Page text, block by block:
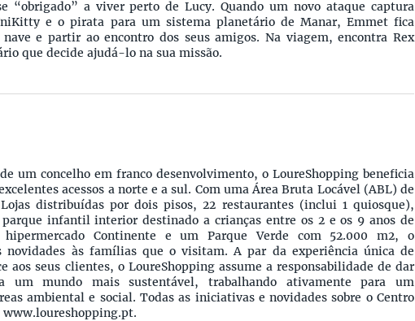
“obrigado” a viver perto de Lucy. Quando um novo ataque captura
e o pirata para um sistema planetário de Manar, Emmet fica
e partir ao encontro dos seus amigos. Na viagem, encontra Rex
que decide ajudá-lo na sua missão.
um concelho em franco desenvolvimento, o LoureShopping beneficia
acessos a norte e a sul. Com uma Área Bruta Locável (ABL) de
distribuídas por dois pisos, 22 restaurantes (inclui 1 quiosque),
infantil interior destinado a crianças entre os 2 e os 9 anos de
Continente e um Parque Verde com 52.000 m2, o
novidades às famílias que o visitam. A par da experiência única de
aos seus clientes, o LoureShopping assume a responsabilidade de dar
um mundo mais sustentável, trabalhando ativamente para um
ambiental e social. Todas as iniciativas e novidades sobre o Centro
www.loureshopping.pt.